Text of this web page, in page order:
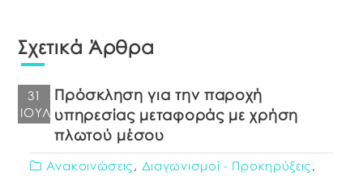
Σχετικά Άρθρα
31
ΙΟΎΛ
Πρόσκληση για την παροχή
υπηρεσίας μεταφοράς με χρήση
πλωτού μέσου
Ανακοινώσεις , Διαγωνισμοί - Προκηρύξεις ,